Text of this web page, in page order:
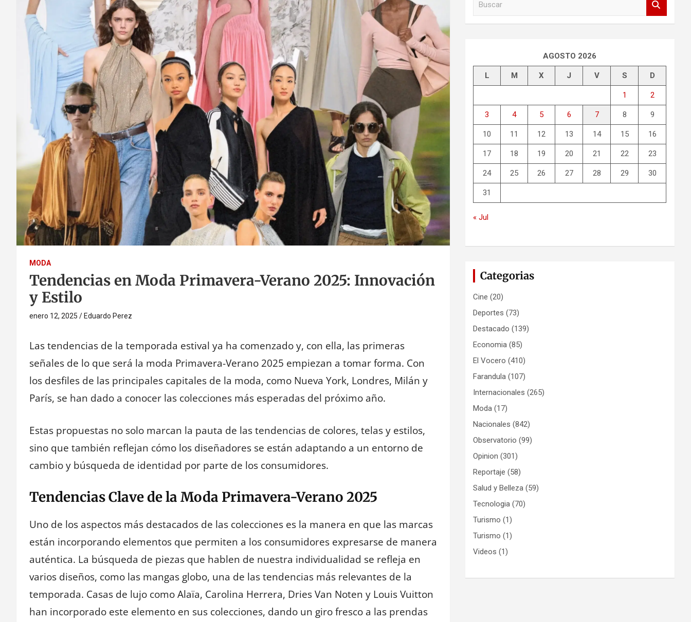
MODA
Tendencias en Moda Primavera-Verano 2025: Innovación
y Estilo
enero 12, 2025 Eduardo Perez
Las tendencias de la temporada estival ya ha comenzado y, con ella, las primeras
señales de lo que será la moda Primavera-Verano 2025 empiezan a tomar forma. Con
los desfiles de las principales capitales de la moda, como Nueva York, Londres, Milán y
París, se han dado a conocer las colecciones más esperadas del próximo año.
Estas propuestas no solo marcan la pauta de las tendencias de colores, telas y estilos,
sino que también reflejan cómo los diseñadores se están adaptando a un entorno de
cambio y búsqueda de identidad por parte de los consumidores.
Tendencias Clave de la Moda Primavera-Verano 2025
Uno de los aspectos más destacados de las colecciones es la manera en que las marcas
están incorporando elementos que permiten a los consumidores expresarse de manera
auténtica. La búsqueda de piezas que hablen de nuestra individualidad se refleja en
varios diseños, como las mangas globo, una de las tendencias más relevantes de la
temporada. Casas de lujo como Alaïa, Carolina Herrera, Dries Van Noten y Louis Vuitton
han incorporado este elemento en sus colecciones, dando un giro fresco a las prendas
AGOSTO 2026
L M X J V S D
1 2
3 4 5 6 7 8 9
10 11 12 13 14 15 16
17 18 19 20 21 22 23
24 25 26 27 28 29 30
31
« Jul
Categorias
Cine (20)
Deportes (73)
Destacado (139)
Economia (85)
El Vocero (410)
Farandula (107)
Internacionales (265)
Moda (17)
Nacionales (842)
Observatorio (99)
Opinion (301)
Reportaje (58)
Salud y Belleza (59)
Tecnologia (70)
Turismo (1)
Turismo (1)
Videos (1)